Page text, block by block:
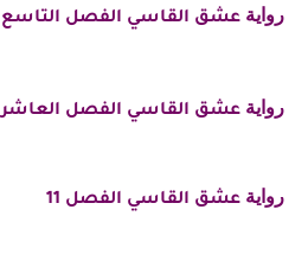
رواية عشق القاسي الفصل التاسع
رواية عشق القاسي الفصل العاشر
رواية عشق القاسي الفصل 11